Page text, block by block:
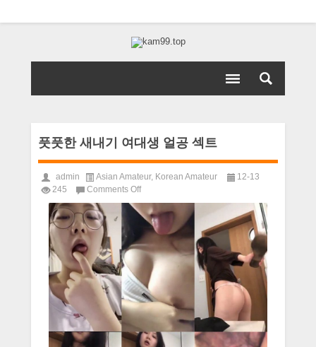
풋풋한 새내기 여대생 얼공 섹트
admin Asian Amateur, Korean Amateur
12-13
245
Comments Offon
풋
풋
새
내
대
생
얼
공
섹